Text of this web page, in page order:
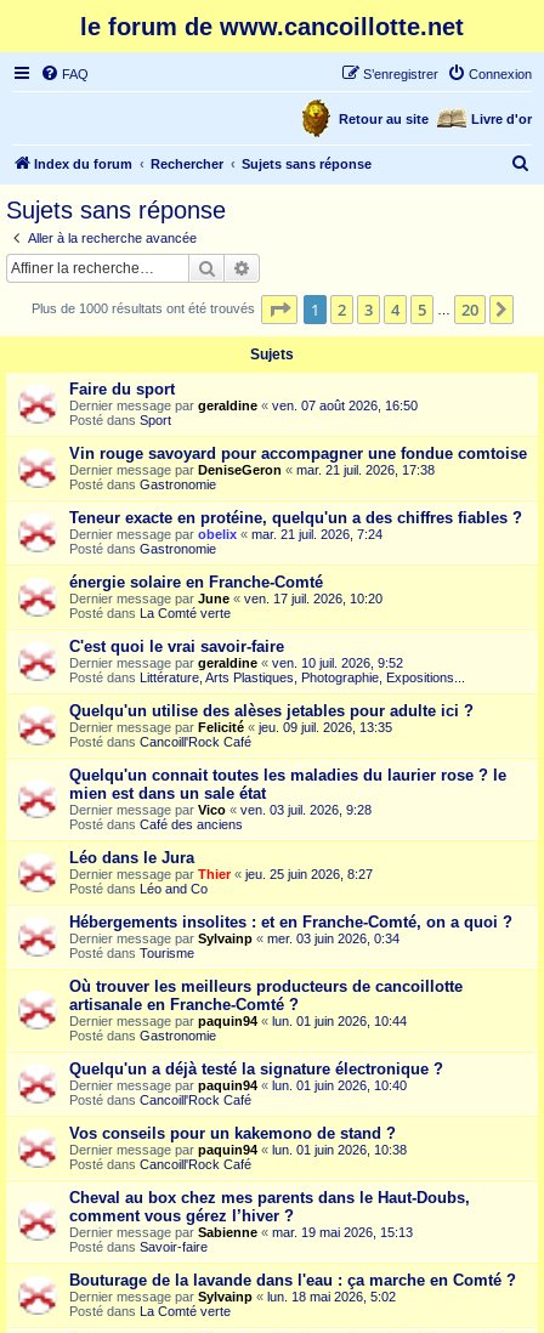
le forum de www.cancoillotte.net
FAQ Connexion
S’enregistrer
Livre d'or
Retour au site
Index du forum Rechercher Sujets sans réponse
c
Sujets sans réponse
Aller à la recherche avancée
Rechercher
Plus de 1000 résultats ont été trouvés Page 1sur20
1 2 3 4 5 20
Sujets
Faire du sport
Dernier message par geraldine « ven. 07 août 2026, 16:50
Posté dans Sport
Vin rouge savoyard pour accompagner une fondue comtoise
Dernier message par DeniseGeron « mar. 21 juil. 2026, 17:38
Posté dans Gastronomie
Teneur exacte en protéine, quelqu'un a des chiffres fiables ?
Dernier message par obelix « mar. 21 juil. 2026, 7:24
Posté dans Gastronomie
énergie solaire en Franche-Comté
Dernier message par June « ven. 17 juil. 2026, 10:20
Posté dans La Comté verte
C'est quoi le vrai savoir-faire
Dernier message par geraldine « ven. 10 juil. 2026, 9:52
Posté dans Littérature, Arts Plastiques, Photographie, Expositions...
Quelqu'un utilise des alèses jetables pour adulte ici ?
Dernier message par Felicité « jeu. 09 juil. 2026, 13:35
Posté dans Cancoill'Rock Café
Quelqu'un connait toutes les maladies du laurier rose ? le
mien est dans un sale état
Dernier message par Vico « ven. 03 juil. 2026, 9:28
Posté dans Café des anciens
Léo dans le Jura
Dernier message par Thier« jeu. 25 juin 2026, 8:27
Posté dans Léo and Co
Hébergements insolites : et en Franche-Comté, on a quoi ?
Dernier message par Sylvainp « mer. 03 juin 2026, 0:34
Posté dans Tourisme
Où trouver les meilleurs producteurs de cancoillotte
artisanale en Franche-Comté ?
Dernier message par paquin94 « lun. 01 juin 2026, 10:44
Posté dans Gastronomie
Quelqu'un a déjà testé la signature électronique ?
Dernier message par paquin94 « lun. 01 juin 2026, 10:40
Posté dans Cancoill'Rock Café
Vos conseils pour un kakemono de stand ?
Dernier message par paquin94 « lun. 01 juin 2026, 10:38
Posté dans Cancoill'Rock Café
Cheval au box chez mes parents dans le Haut-Doubs,
comment vous gérez l’hiver ?
Dernier message par Sabienne « mar. 19 mai 2026, 15:13
Posté dans Savoir-faire
Bouturage de la lavande dans l'eau : ça marche en Comté ?
Dernier message par Sylvainp « lun. 18 mai 2026, 5:02
Posté dans La Comté verte